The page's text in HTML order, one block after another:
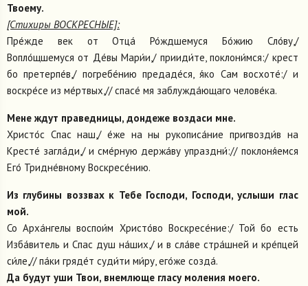
Твоему.
[Стихиры ВОСКРЕСНЫЕ]:
Пре́жде век от Отца́ Ро́ждшемуся Бо́жию Сло́ву,/
Вопло́щшемуся от Де́вы Мари́и,/ прииди́те, поклони́мся:/ крест
бо претерпе́в,/ погребе́нию предаде́ся, я́ко Сам восхоте́:/ и
воскре́се из ме́ртвых,// спасе́ мя заблужда́ющаго челове́ка.
Мене ждут праведницы, дондеже воздаси мне.
Христо́с Спас наш,/ е́же на ны рукописа́ние пригвозди́в на
Кресте́ загла́ди,/ и сме́рную держа́ву упраздни́:// поклоня́емся
Его́ Тридне́вному Воскресе́нию.
Из глубины воззвах к Тебе Господи, Господи, услыши глас
мой.
Со Арха́нгелы воспои́м Христо́во Воскресе́ние:/ Той бо есть
Изба́витель и Спас душ на́ших,/ и в сла́ве стра́шней и кре́пцей
си́ле,// па́ки гряде́т суди́ти ми́ру, его́же созда́.
Да будут уши Твои, внемлюще гласу моления моего.